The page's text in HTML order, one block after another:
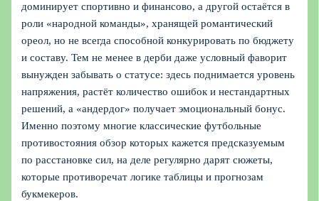
доминирует спортивно и финансово, а другой остаётся в
роли «народной команды», хранящей романтический
ореол, но не всегда способной конкурировать по бюджету
и составу. Тем не менее в дерби даже условный фаворит
вынужден забывать о статусе: здесь поднимается уровень
напряжения, растёт количество ошибок и нестандартных
решений, а «андердог» получает эмоциональный бонус.
Именно поэтому многие классические футбольные
противостояния обзор которых кажется предсказуемым
по расстановке сил, на деле регулярно дарят сюжеты,
которые противоречат логике таблицы и прогнозам
букмекеров.